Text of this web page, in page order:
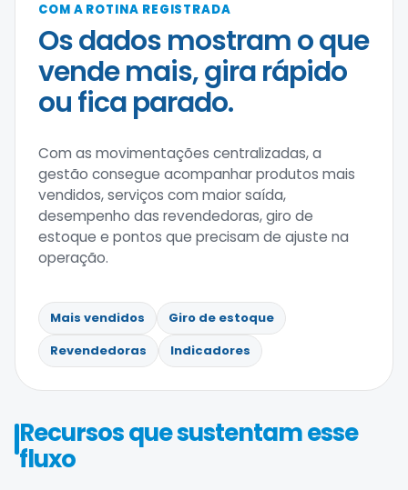
COM A ROTINA REGISTRADA
Os dados mostram o que
vende mais, gira rápido
ou fica parado.
Com as movimentações centralizadas, a
gestão consegue acompanhar produtos mais
vendidos, serviços com maior saída,
desempenho das revendedoras, giro de
estoque e pontos que precisam de ajuste na
operação.
Mais vendidos
Giro de estoque
Revendedoras
Indicadores
Recursos que sustentam esse
fluxo